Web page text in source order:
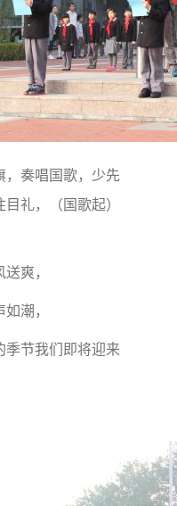
奏唱国歌，少先
礼，（国歌起）
风送爽，
潮，
节我们即将迎来